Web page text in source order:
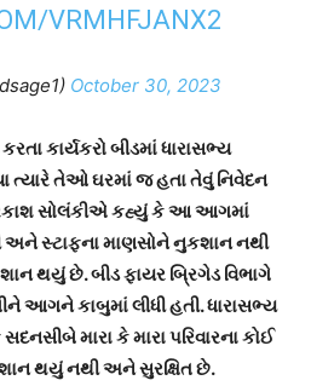
VRMHFJANX2
October 30, 2023
કાર્યકરો બીડમાં ધારાસભ્ય
ત્યારે તેઓ ઘરમાં જ હતા તેવું નિવેદન
સોલંકીએ કહ્યું કે આ આગમાં
અને સ્ટાફના માણસોને નુકશાન નથી
થયું છે. બીડ ફાયર બ્રિગેડ વિભાગે
આગને કાબુમાં લીધી હતી. ધારાસભ્ય
મારા કે મારા પરિવારના કોઈ
થયું નથી અને સુરક્ષિત છે.